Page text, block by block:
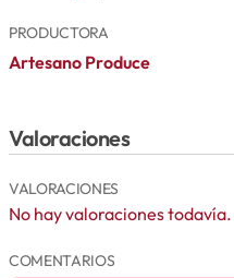
PRODUCTORA
Artesano Produce
Valoraciones
VALORACIONES
No hay valoraciones todavía.
COMENTARIOS